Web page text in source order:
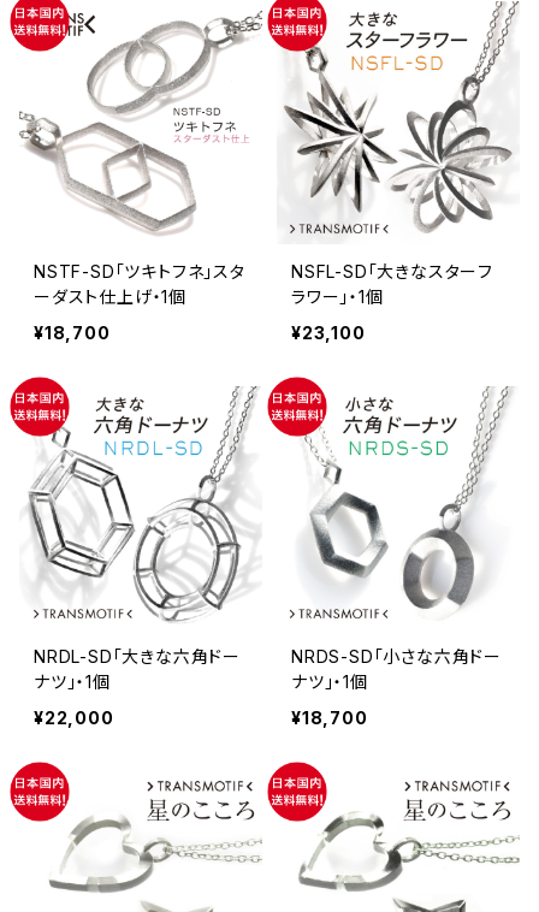
NSTF-SD「ツキトフネ」スタ
ーダスト仕上げ・1個
¥18,700
NSFL-SD「大きなスターフ
ラワー」・1個
¥23,100
NRDL-SD「大きな六角ドー
ナツ」・1個
¥22,000
NRDS-SD「小さな六角ドー
ナツ」・1個
¥18,700